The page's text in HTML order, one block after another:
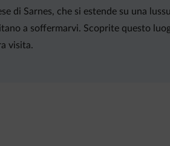
di Sarnes, che si estende su una
a soffermarvi. Scoprite questo
visita.